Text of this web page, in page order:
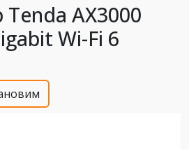
Tenda AX3000
Wi-Fi 6